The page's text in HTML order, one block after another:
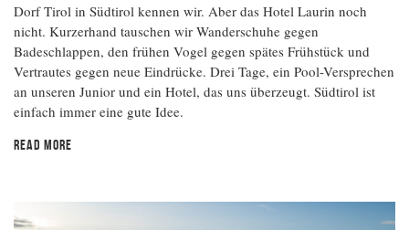
Dorf Tirol in Südtirol kennen wir. Aber das Hotel Laurin noch
nicht. Kurzerhand tauschen wir Wanderschuhe gegen
Badeschlappen, den frühen Vogel gegen spätes Frühstück und
Vertrautes gegen neue Eindrücke. Drei Tage, ein Pool-Versprechen
an unseren Junior und ein Hotel, das uns überzeugt. Südtirol ist
einfach immer eine gute Idee.
READ MORE